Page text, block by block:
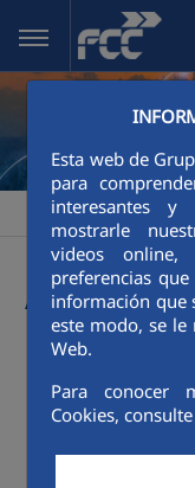
Saltar al contenido
Esta web de
para
interesantes
mostrarle
videos
preferencias
información que
este modo, se le
Web.
Para conocer
Cookies,
FCC >Sala de